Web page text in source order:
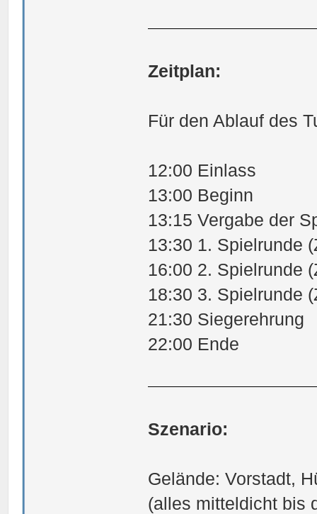
Zeitplan:
Für den Ablauf des
12:00 Einlass
13:00 Beginn
13:15 Vergabe der
13:30 1. Spielrunde
16:00 2. Spielrunde
18:30 3. Spielrunde
21:30 Siegerehrung
22:00 Ende
Szenario:
Gelände: Vorstadt,
(alles mitteldicht bis